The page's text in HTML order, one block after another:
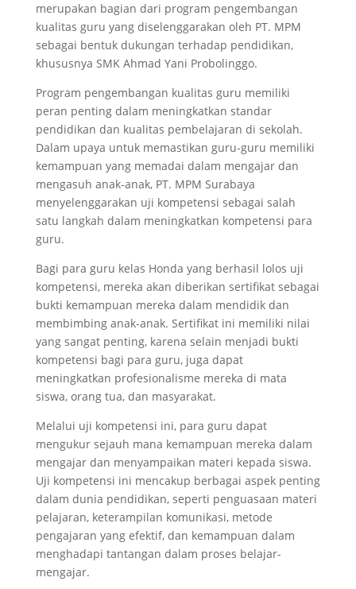
merupakan bagian dari program pengembangan
kualitas guru yang diselenggarakan oleh PT. MPM
sebagai bentuk dukungan terhadap pendidikan,
khususnya SMK Ahmad Yani Probolinggo.
Program pengembangan kualitas guru memiliki
peran penting dalam meningkatkan standar
pendidikan dan kualitas pembelajaran di sekolah.
Dalam upaya untuk memastikan guru-guru memiliki
kemampuan yang memadai dalam mengajar dan
mengasuh anak-anak, PT. MPM Surabaya
menyelenggarakan uji kompetensi sebagai salah
satu langkah dalam meningkatkan kompetensi para
guru.
Bagi para guru kelas Honda yang berhasil lolos uji
kompetensi, mereka akan diberikan sertifikat sebagai
bukti kemampuan mereka dalam mendidik dan
membimbing anak-anak. Sertifikat ini memiliki nilai
yang sangat penting, karena selain menjadi bukti
kompetensi bagi para guru, juga dapat
meningkatkan profesionalisme mereka di mata
siswa, orang tua, dan masyarakat.
Melalui uji kompetensi ini, para guru dapat
mengukur sejauh mana kemampuan mereka dalam
mengajar dan menyampaikan materi kepada siswa.
Uji kompetensi ini mencakup berbagai aspek penting
dalam dunia pendidikan, seperti penguasaan materi
pelajaran, keterampilan komunikasi, metode
pengajaran yang efektif, dan kemampuan dalam
menghadapi tantangan dalam proses belajar-
mengajar.